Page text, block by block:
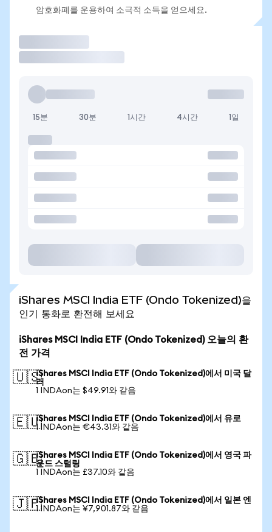
암호화폐를 운용하여 소극적 소득을 얻으세요.
15분 30분 1시간 4시간 1일
iShares MSCI India ETF (Ondo Tokenized)을
인기 통화로 환전해 보세요
iShares MSCI India ETF (Ondo Tokenized) 오늘의 환
전 가격
🇺🇸iShares MSCI India ETF (Ondo Tokenized)에서 미국 달
러
1 INDAon는 $49.91와 같음
🇪🇺iShares MSCI India ETF (Ondo Tokenized)에서 유로
1 INDAon는 €43.31와 같음
🇬🇧iShares MSCI India ETF (Ondo Tokenized)에서 영국 파
운드 스털링
1 INDAon는 £37.10와 같음
🇯🇵iShares MSCI India ETF (Ondo Tokenized)에서 일본 엔
1 INDAon는 ¥7,901.87와 같음